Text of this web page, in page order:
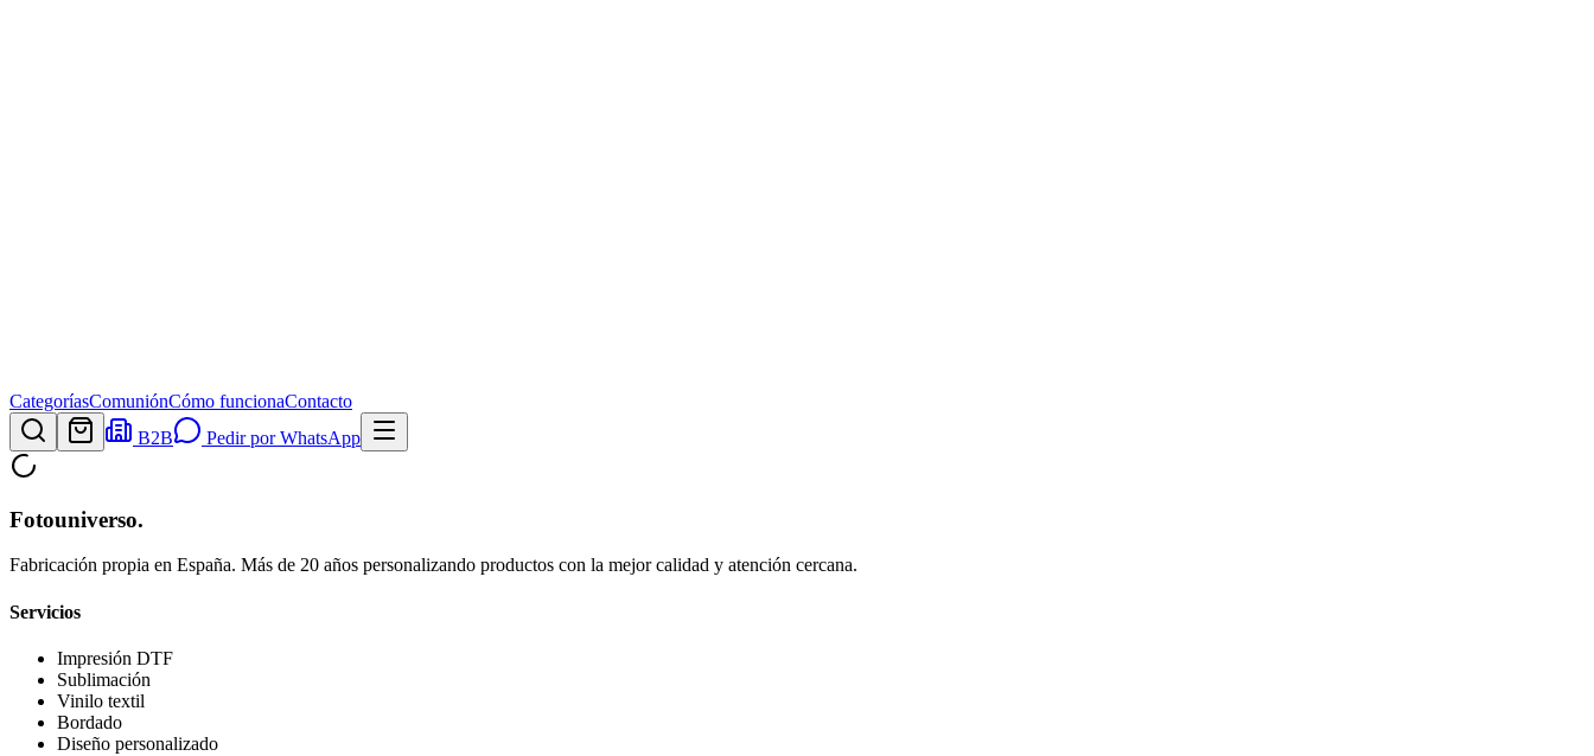
CategoríasComuniónCómo funcionaContacto
B2B
Pedir por WhatsApp
Fotouniverso.
Fabricación propia en España. Más de 20 años personalizando productos con la mejor calidad y atención cercana.
Servicios
Impresión DTF
Sublimación
Vinilo textil
Bordado
Diseño personalizado